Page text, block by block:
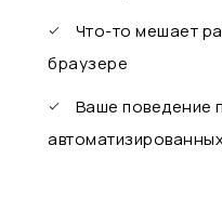
Что-то мешает
браузере
Ваше поведение